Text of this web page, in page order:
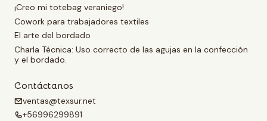
¡Creo mi totebag veraniego!
Cowork para trabajadores textiles
El arte del bordado
Charla Técnica: Uso correcto de las agujas en la confección
y el bordado.
Contáctanos
ventas@texsur.net
+56996299891